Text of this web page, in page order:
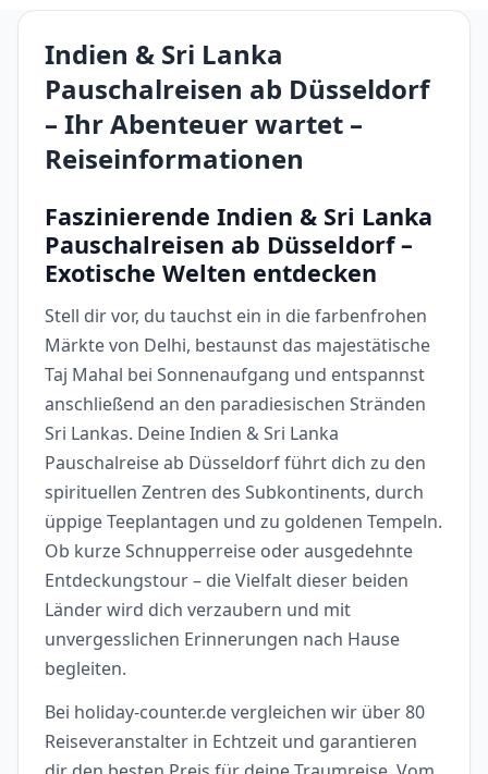
Indien & Sri Lanka
Pauschalreisen ab Düsseldorf
– Ihr Abenteuer wartet –
Reiseinformationen
Faszinierende Indien & Sri Lanka
Pauschalreisen ab Düsseldorf –
Exotische Welten entdecken
Stell dir vor, du tauchst ein in die farbenfrohen
Märkte von Delhi, bestaunst das majestätische
Taj Mahal bei Sonnenaufgang und entspannst
anschließend an den paradiesischen Stränden
Sri Lankas. Deine Indien & Sri Lanka
Pauschalreise ab Düsseldorf führt dich zu den
spirituellen Zentren des Subkontinents, durch
üppige Teeplantagen und zu goldenen Tempeln.
Ob kurze Schnupperreise oder ausgedehnte
Entdeckungstour – die Vielfalt dieser beiden
Länder wird dich verzaubern und mit
unvergesslichen Erinnerungen nach Hause
begleiten.
Bei holiday-counter.de vergleichen wir über 80
Reiseveranstalter in Echtzeit und garantieren